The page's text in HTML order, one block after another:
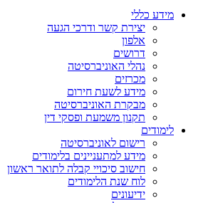
מידע כללי
יצירת קשר ודרכי הגעה
אלפון
דרושים
נהלי האוניברסיטה
מכרזים
מידע לשעת חירום
מבקרת האוניברסיטה
תקנון משמעת ופסקי דין
לימודים
רישום לאוניברסיטה
מידע למתעניינים בלימודים
חישוב סיכויי קבלה לתואר ראשון
לוח שנת הלימודים
ידיעונים